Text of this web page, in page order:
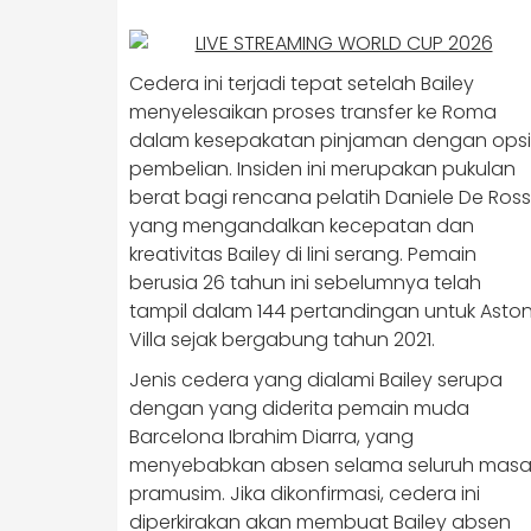
Cedera ini terjadi tepat setelah Bailey
menyelesaikan proses transfer ke Roma
dalam kesepakatan pinjaman dengan opsi
pembelian. Insiden ini merupakan pukulan
berat bagi rencana pelatih Daniele De
yang mengandalkan kecepatan dan
kreativitas Bailey di lini serang. Pemain
berusia 26 tahun ini sebelumnya telah
tampil dalam 144 pertandingan untuk Aston
Villa sejak bergabung tahun 2021.
Jenis cedera yang dialami Bailey serupa
dengan yang diderita pemain muda
Barcelona Ibrahim Diarra, yang
menyebabkan absen selama seluruh masa
pramusim. Jika dikonfirmasi, cedera ini
diperkirakan akan membuat Bailey absen